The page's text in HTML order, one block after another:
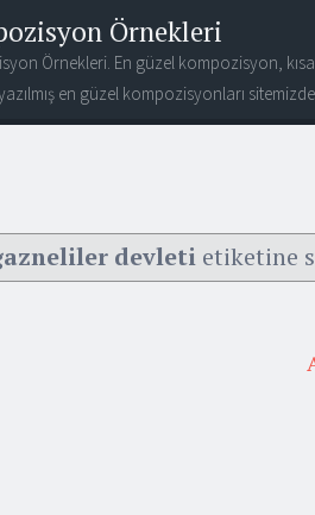
Örnekleri
Örnekleri. En güzel kompozisyon,
en güzel kompozisyonları
devleti etiketine